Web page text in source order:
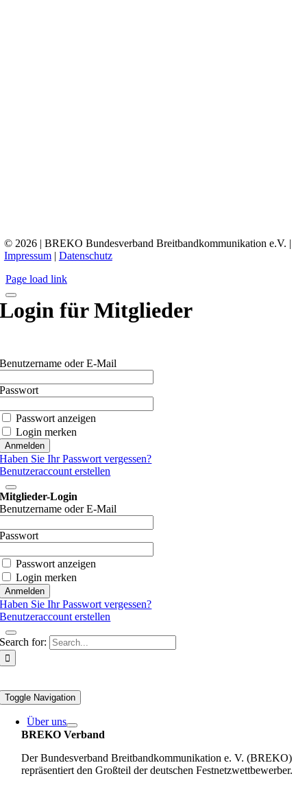
© 2026 | BREKO Bundesverband Breitbandkommunikation e.V. |
Impressum| Datenschutz
Page load link
Login für Mitglieder
Benutzername oder E-Mail
Passwort
Passwort anzeigen
Login merken
Haben Sie Ihr Passwort vergessen?
Benutzeraccount erstellen
Mitglieder-Login
Benutzername oder E-Mail
Passwort
Passwort anzeigen
Login merken
Haben Sie Ihr Passwort vergessen?
Benutzeraccount erstellen
Search for:
Toggle Navigation
Über uns
BREKO Verband
Der Bundesverband Breitbandkommunikation e. V. (BREKO)
repräsentiert den Großteil der deutschen Festnetzwettbewerber.